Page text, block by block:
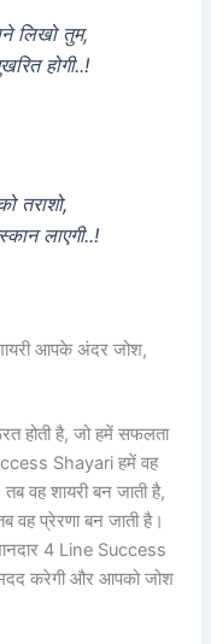
लिखो तुम,
होगी..!
तराशो,
लाएगी..!
आपके अंदर जोश,
होती है, जो हमें सफलता
Shayari हमें वह
वह शायरी बन जाती है,
वह प्रेरणा बन जाती है।
4 Line Success
करेगी और आपको जोश